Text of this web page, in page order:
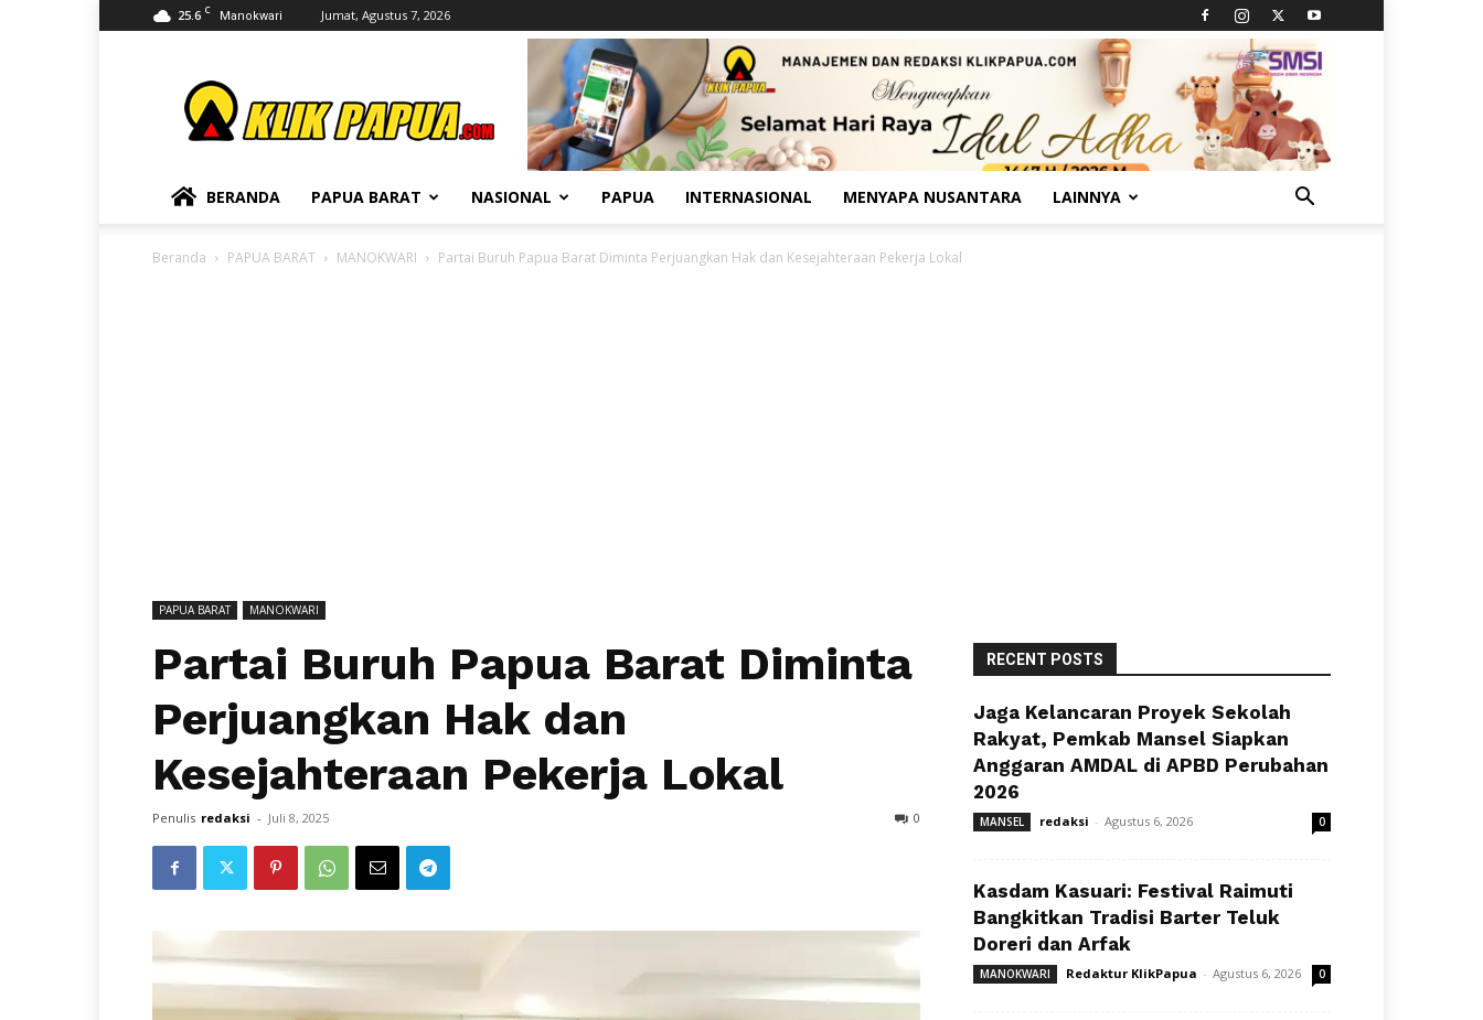
25.6 C Manokwari Jumat, Agustus 7, 2026
BERANDA PAPUA BARAT NASIONAL PAPUA INTERNASIONAL MENYAPA NUSANTARA LAINNYA
Beranda PAPUA BARAT MANOKWARI Partai Buruh Papua Barat Diminta Perjuangkan Hak dan Kesejahteraan Pekerja Lokal
PAPUA BARAT MANOKWARI
Partai Buruh Papua Barat Diminta
Perjuangkan Hak dan
Kesejahteraan Pekerja Lokal
Penulis redaksi - Juli 8, 2025 0
RECENT POSTS
Jaga Kelancaran Proyek Sekolah
Rakyat, Pemkab Mansel Siapkan
Anggaran AMDAL di APBD Perubahan
2026
MANSEL redaksi - Agustus 6, 2026 0
Kasdam Kasuari: Festival Raimuti
Bangkitkan Tradisi Barter Teluk
Doreri dan Arfak
MANOKWARI Redaktur KlikPapua - Agustus 6, 2026 0